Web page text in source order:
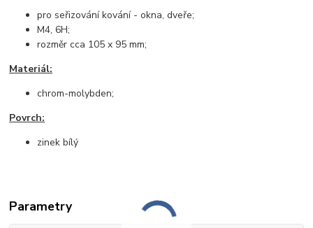
pro seřizování kování - okna, dveře;
M4, 6H;
rozměr cca 105 x 95 mm;
Materiál:
chrom-molybden;
Povrch:
zinek bílý
Parametry